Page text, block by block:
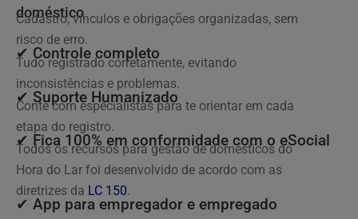
doméstico
Cadastro, vínculos e obrigações organizadas, sem
risco de erro.
✔ Controle completo
Tudo registrado corretamente, evitando
inconsistências e problemas.
✔ Suporte Humanizado
Conte com especialistas para te orientar em cada
etapa do registro.
✔ Fica 100% em conformidade com o eSocial
Todos os recursos para gestão de domésticos do
Hora do Lar foi desenvolvido de acordo com as
diretrizes da LC 150.
✔ App para empregador e empregado